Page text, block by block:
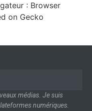
: Browser
on Gecko
médias. Je suis
numériques.